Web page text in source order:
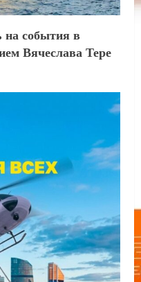
на события в
Вячеслава Тере